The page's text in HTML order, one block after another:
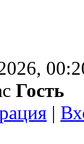
Гость
|